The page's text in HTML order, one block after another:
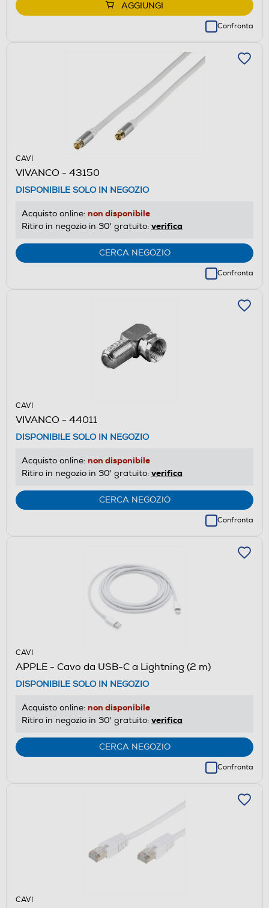
AGGIUNGI
Confronta
CAVI
VIVANCO - 43150
DISPONIBILE SOLO IN NEGOZIO
Acquisto online: non disponibile
Ritiro in negozio in 30' gratuito: verifica
CERCA NEGOZIO
Confronta
CAVI
VIVANCO - 44011
DISPONIBILE SOLO IN NEGOZIO
Acquisto online: non disponibile
Ritiro in negozio in 30' gratuito: verifica
CERCA NEGOZIO
Confronta
CAVI
APPLE - Cavo da USB-C a Lightning (2 m)
DISPONIBILE SOLO IN NEGOZIO
Acquisto online: non disponibile
Ritiro in negozio in 30' gratuito: verifica
CERCA NEGOZIO
Confronta
CAVI